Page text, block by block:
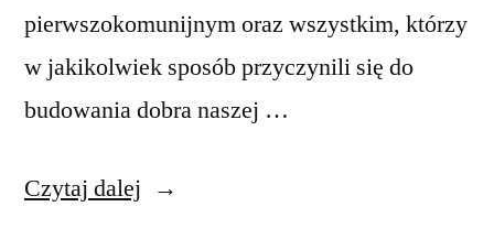
pierwszokomunijnym oraz wszystkim, którzy
w jakikolwiek sposób przyczynili się do
budowania dobra naszej …
Czytaj dalej „Ogłoszenia